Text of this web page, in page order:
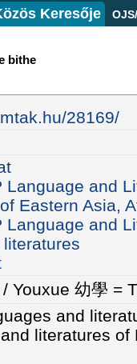
Keresője
bithe
28169/
Language and
Eastern Asia,
Language and
Youxue 幼學 =
and
literatures of